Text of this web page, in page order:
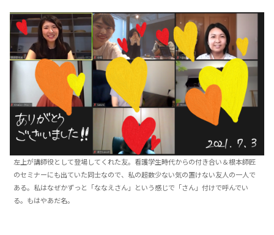
左上が講師役として登場してくれた友。看護学生時代からの付き合い＆根本師匠
のセミナーにも出ていた同士なので、私の超数少ない気の置けない友人の一人で
ある。私はなぜかずっと「ななえさん」という感じで「さん」付けで呼んでい
る。もはやあだ名。